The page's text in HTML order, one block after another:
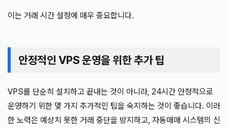
이는 거래 시간 설정에 매우 중요합니다.
안정적인 VPS 운영을 위한 추가 팁
VPS를 단순히 설치하고 끝내는 것이 아니라, 24시간 안정적으로
운영하기 위한 몇 가지 추가적인 팁을 숙지하는 것이 좋습니다. 이러
한 노력은 예상치 못한 거래 중단을 방지하고, 자동매매 시스템의 신